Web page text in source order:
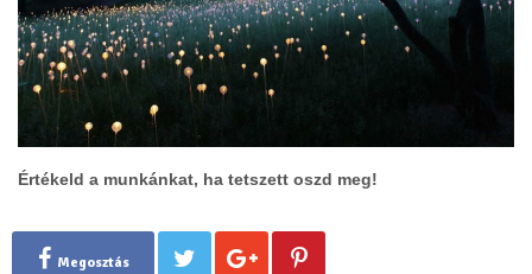
Értékeld a munkánkat, ha tetszett oszd meg!
Megosztás